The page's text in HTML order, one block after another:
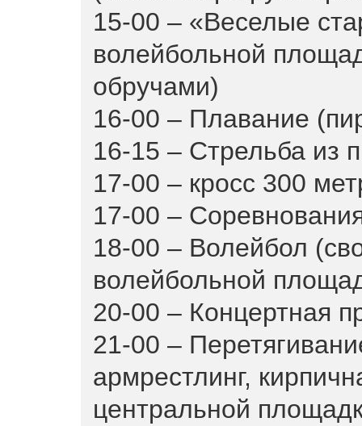
15-00 – «Веселые
волейбольной
обручами)
16-00 – Плавание
16-15 – Стрельба из
17-00 – кросс 300
17-00 –
18-00 – Волейбол
волейбольной
20-00 – Концертная
21-00 –
армрестлинг,
центральной